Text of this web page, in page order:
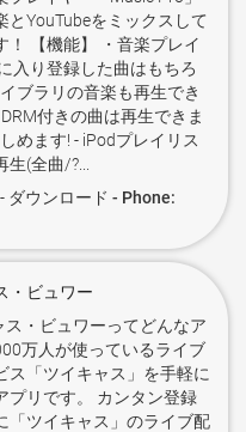
とYouTubeをミックスして
！ 【機能】 ・音楽プレイ
入り登録した曲はもちろ
ブラリの音楽も再生でき
付きの曲は再生できま
めます! - iPodプレイリス
(全曲/?...
ダウンロード - Phone:
・ビュワー
ス・ビュワーってどんなア
万人が使っているライブ
ス「ツイキャス」を手軽に
プリです。 カンタン登録
「ツイキャス」のライブ配